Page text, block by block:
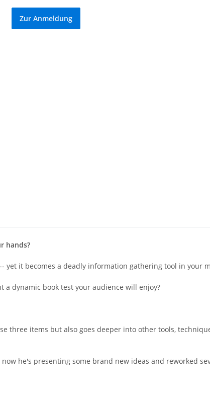
Zur Anmeldung
hands?
it becomes a deadly information gathering tool in your
a dynamic book test your audience will enjoy?
three items but also goes deeper into other tools,
he's presenting some brand new ideas and reworked